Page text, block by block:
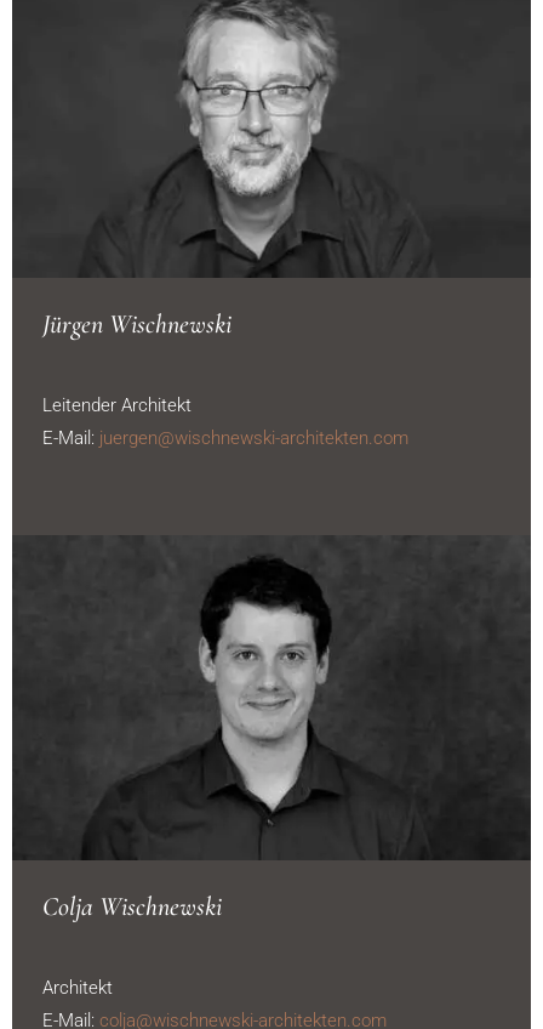
Jürgen Wischnewski
Leitender Architekt
E-Mail: juergen@wischnewski-architekten.com
Colja Wischnewski
Architekt
E-Mail: colja@wischnewski-architekten.com